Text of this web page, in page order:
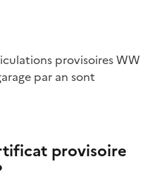
par an sont
provisoire